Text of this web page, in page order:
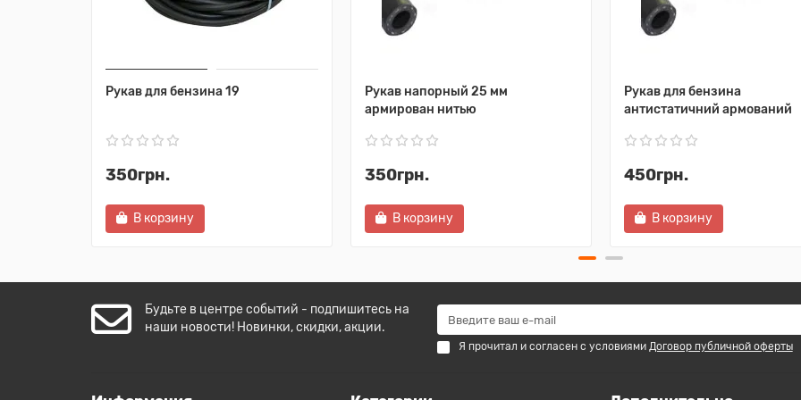
Рукав для бензина 19
350грн.
В корзину
Рукав напорный 25 мм
армирован нитью
350грн.
В корзину
Рукав для бензина
антистатичний армований
450грн.
В корзину
Будьте в центре событий - подпишитесь на
наши новости! Новинки, скидки, акции.
Я прочитал и согласен с условиями Договор публичной оферты